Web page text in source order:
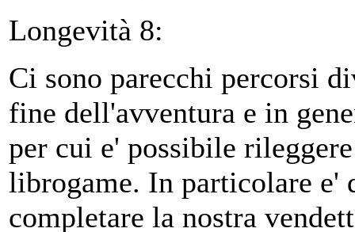
Longevità 8:
Ci sono parecchi percorsi
fine dell'avventura e in
per cui e' possibile
librogame. In particolare e'
completare la nostra